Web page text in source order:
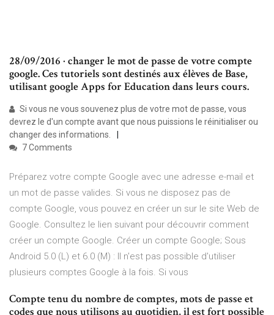
28/09/2016 · changer le mot de passe de votre compte
google. Ces tutoriels sont destinés aux élèves de Base,
utilisant google Apps for Education dans leurs cours.
Si vous ne vous souvenez plus de votre mot de passe, vous
devrez le d'un compte avant que nous puissions le réinitialiser ou
changer des informations.
7 Comments
Préparez votre compte Google avec une adresse e-mail et
un mot de passe valides. Si vous ne disposez pas de
compte Google, vous pouvez en créer un sur le site Web de
Google. Consultez le lien suivant pour découvrir comment
créer un compte Google. Créer un compte Google; Sous
Android 5.0 (L) et 6.0 (M) : Il n'est pas possible d'utiliser
plusieurs comptes Google à la fois. Si vous
Compte tenu du nombre de comptes, mots de passe et
codes que nous utilisons au quotidien, il est fort possible